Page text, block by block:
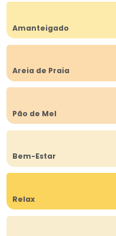
Amanteigado
Areia de Praia
Pão de Mel
Bem-Estar
Relax